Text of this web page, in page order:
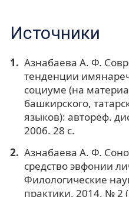
Источники
Азнабаева А. Ф.
тенденции
социуме (на
башкирского,
языков): автореф.
2006. 28 с.
Азнабаева А. Ф.
средство эвфонии
Филологические
практики. 2014. № 2